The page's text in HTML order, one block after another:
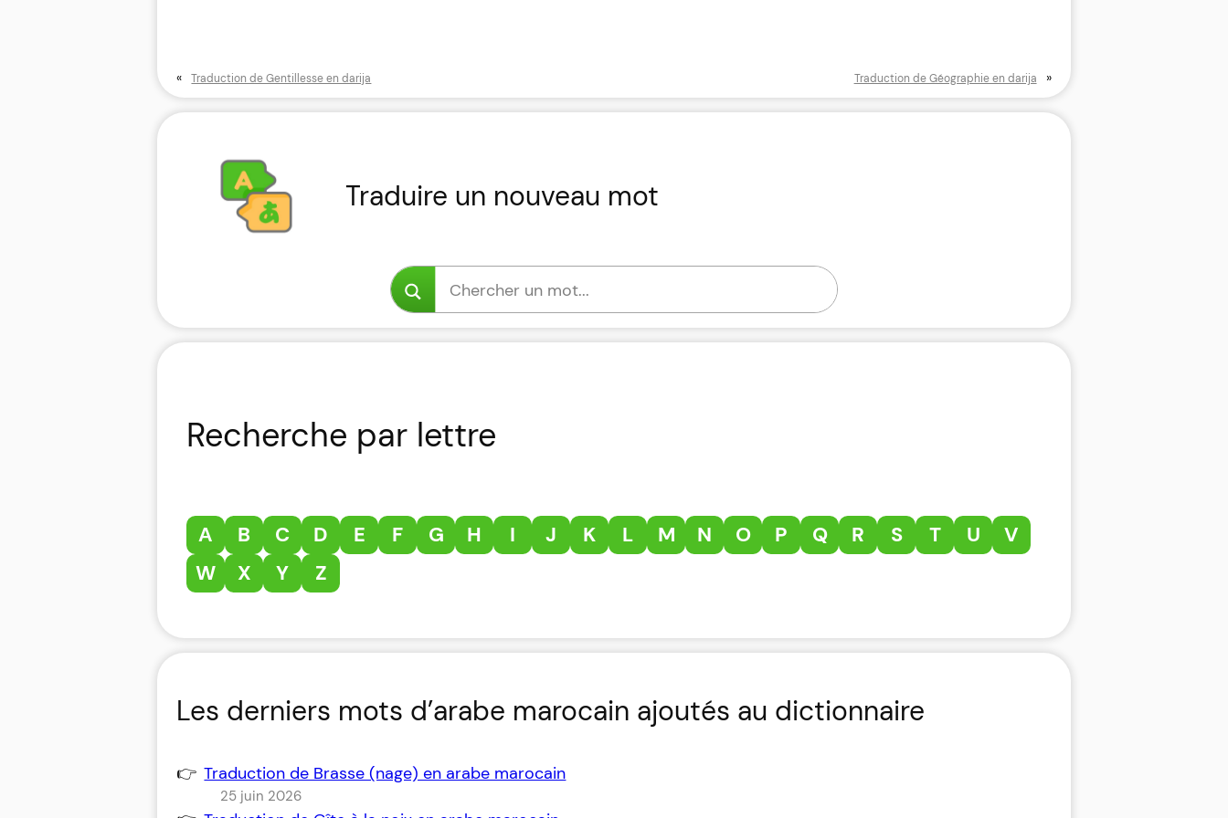
« Traduction de Gentillesse en darija Traduction de Géographie en darija »
Traduire un nouveau mot
Recherche par lettre
A B C D E F G H I J K L M N O P Q R S T U
V
W
X Y Z
Les derniers mots d’arabe marocain ajoutés au dictionnaire
Traduction de Brasse (nage) en arabe marocain
25 juin 2026